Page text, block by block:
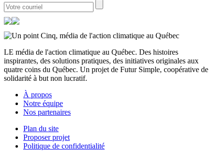
LE média de l'action climatique au Québec. Des histoires
inspirantes, des solutions pratiques, des initiatives originales aux
quatre coins du Québec. Un projet de Futur Simple, coopérative de
solidarité à but non lucratif.
À propos
Notre équipe
Nos partenaires
Plan du site
Proposer projet
Politique de confidentialité